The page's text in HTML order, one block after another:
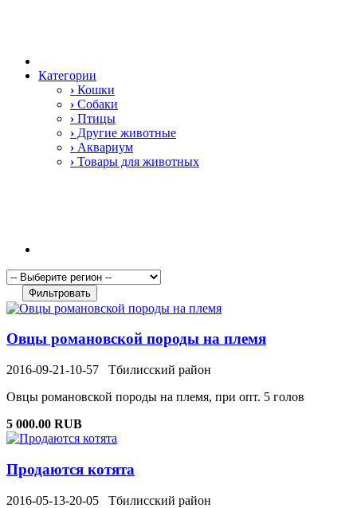
Категории
› Кошки
› Собаки
› Птицы
› Другие животные
› Аквариум
› Товары для животных
Овцы романовской породы на племя
2016-09-21-10-57
Тбилисский район
Овцы романовской породы на племя, при опт. 5 голов
5 000.00 RUB
Продаются котята
2016-05-13-20-05
Тбилисский район